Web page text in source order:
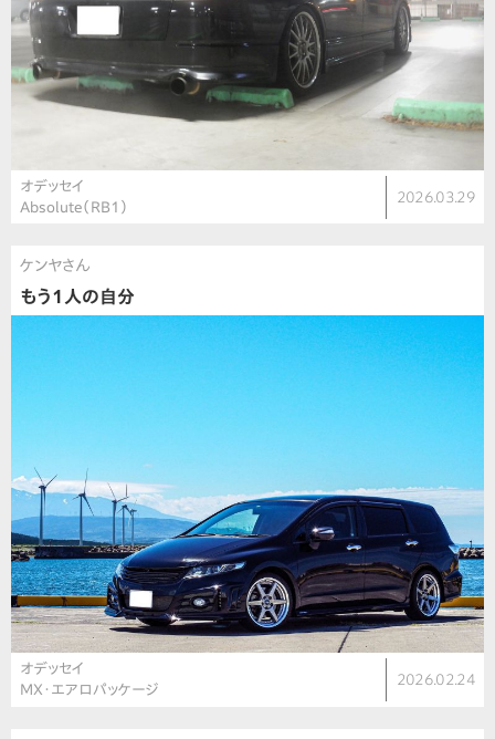
オデッセイ
Absolute（RB1）
2026.03.29
ケンヤさん
もう1人の自分
オデッセイ
MX・エアロパッケージ
2026.02.24